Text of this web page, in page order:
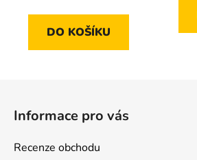
DO KOŠÍKU
Informace pro vás
Recenze obchodu